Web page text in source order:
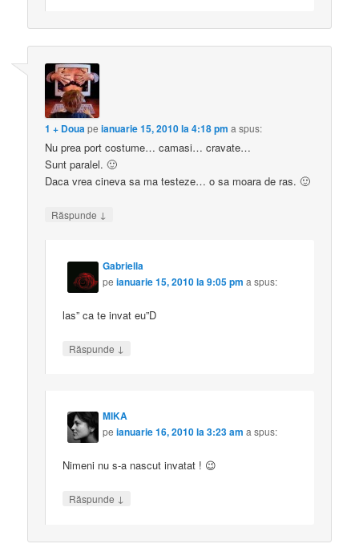
1 + Douapeianuarie 15, 2010 la 4:18 pm a spus:
Nu prea port costume… camasi… cravate…
Sunt paralel. 🙂
Daca vrea cineva sa ma testeze… o sa moara de ras. 🙂
Răspunde ↓
Gabriella
peianuarie 15, 2010 la 9:05 pm a spus:
las” ca te invat eu”D
Răspunde ↓
MIKA
peianuarie 16, 2010 la 3:23 am a spus:
Nimeni nu s-a nascut invatat ! 😉
Răspunde ↓